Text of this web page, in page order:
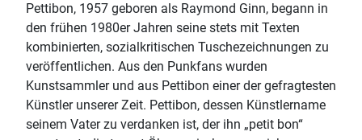
Pettibon, 1957 geboren als Raymond Ginn, begann in
den frühen 1980er Jahren seine stets mit Texten
kombinierten, sozialkritischen Tuschezeichnungen zu
veröffentlichen. Aus den Punkfans wurden
Kunstsammler und aus Pettibon einer der gefragtesten
Künstler unserer Zeit. Pettibon, dessen Künstlername
seinem Vater zu verdanken ist, der ihn „petit bon“